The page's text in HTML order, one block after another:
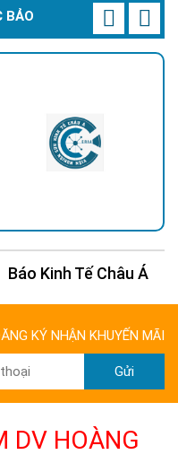
BẢO
Báo 24H
KÝ NHẬN KHUYẾN MÃI
Gửi
DV HOÀNG